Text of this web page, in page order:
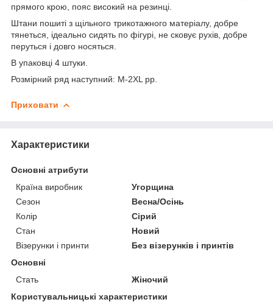
прямого крою, пояс високий на резинці.
Штани пошиті з щільного трикотажного матеріалу, добре
тянеться, ідеально сидять по фігурі, не сковує рухів, добре
перуться і довго носяться.
В упаковці 4 штуки.
Розмірний ряд наступний: M-2XL pp.
Приховати
Характеристики
Основні атрибути
Країна виробник
Угорщина
Сезон
Весна/Осінь
Колір
Сірий
Стан
Новий
Візерунки і принти
Без візерунків і принтів
Основні
Стать
Жіночий
Користувальницькі характеристики